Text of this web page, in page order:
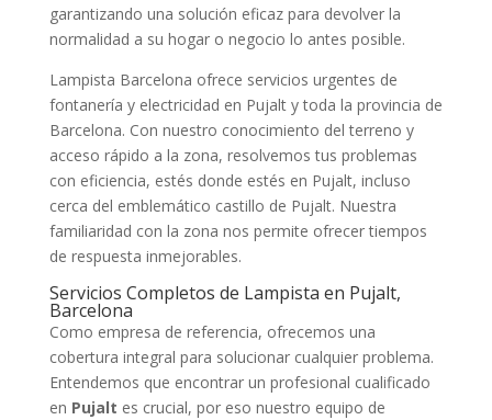
garantizando una solución eficaz para devolver la
normalidad a su hogar o negocio lo antes posible.
Lampista Barcelona ofrece servicios urgentes de
fontanería y electricidad en Pujalt y toda la provincia de
Barcelona. Con nuestro conocimiento del terreno y
acceso rápido a la zona, resolvemos tus problemas
con eficiencia, estés donde estés en Pujalt, incluso
cerca del emblemático castillo de Pujalt. Nuestra
familiaridad con la zona nos permite ofrecer tiempos
de respuesta inmejorables.
Servicios Completos de Lampista en Pujalt,
Barcelona
Como empresa de referencia, ofrecemos una
cobertura integral para solucionar cualquier problema.
Entendemos que encontrar un profesional cualificado
en Pujalt es crucial, por eso nuestro equipo de